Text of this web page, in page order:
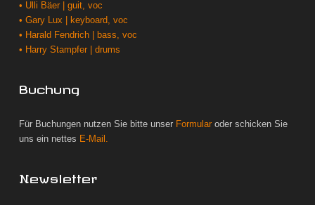
• Ulli Bäer | guit, voc
• Gary Lux | keyboard, voc
• Harald Fendrich | bass, voc
• Harry Stampfer | drums
Buchung
Für Buchungen nutzen Sie bitte unser Formular oder schicken Sie
uns ein nettes E-Mail.
Newsletter